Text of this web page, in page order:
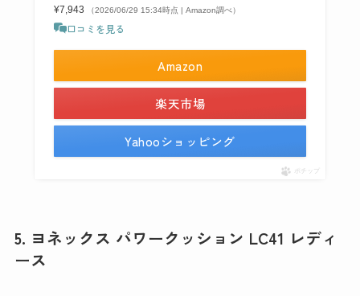
¥7,943 （2026/06/29 15:34時点 | Amazon調べ）
口コミを見る
Amazon
楽天市場
Yahooショッピング
ポチップ
5. ヨネックス パワークッション LC41 レディ
ース